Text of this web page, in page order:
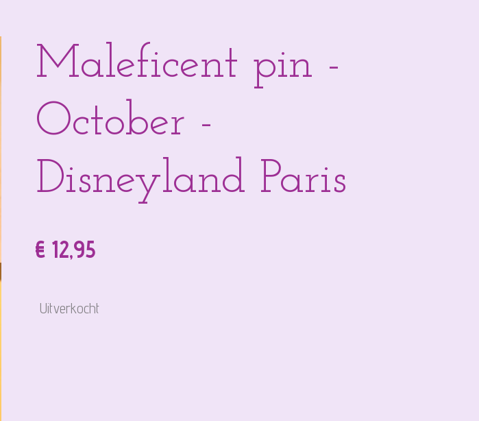
Maleficent pin -
October -
Disneyland Paris
€ 12,95
Uitverkocht